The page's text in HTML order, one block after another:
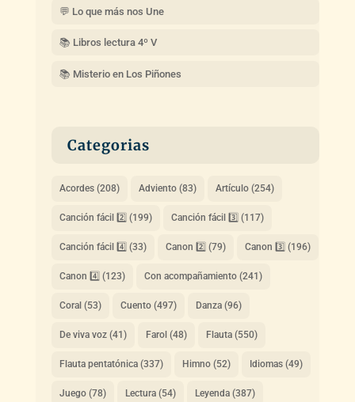
💬 Lo que más nos Une
📚 Libros lectura 4º V
📚 Misterio en Los Piñones
Categorias
Acordes(208) Adviento(83) Artículo(254)
Canción fácil 2️⃣ (199) Canción fácil 3️⃣ (117)
Canción fácil 4️⃣ (33) Canon 2️⃣ (79) Canon 3️⃣ (196)
Canon 4️⃣ (123) Con acompañamiento(241)
Coral(53) Cuento(497) Danza(96)
De viva voz(41) Farol(48) Flauta(550)
Flauta pentatónica(337) Himno(52) Idiomas(49)
Juego(78) Lectura(54) Leyenda(387)